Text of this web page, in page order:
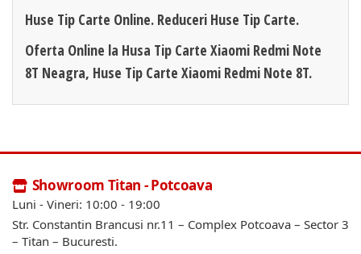
Huse Tip Carte Online. Reduceri Huse Tip Carte.
Oferta Online la Husa Tip Carte Xiaomi Redmi Note
8T Neagra, Huse Tip Carte Xiaomi Redmi Note 8T.
Showroom Titan - Potcoava
Luni - Vineri: 10:00 - 19:00
Str. Constantin Brancusi nr.11 – Complex Potcoava – Sector 3
– Titan – Bucuresti.